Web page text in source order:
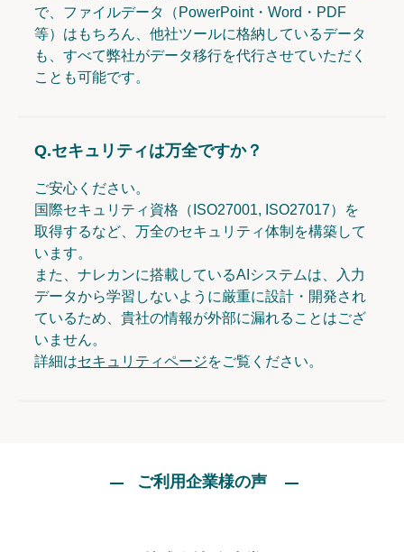
で、ファイルデータ（PowerPoint・Word・PDF
等）はもちろん、他社ツールに格納しているデータ
も、すべて弊社がデータ移行を代行させていただく
ことも可能です。
Q.セキュリティは万全ですか？
ご安心ください。
国際セキュリティ資格（ISO27001, ISO27017）を
取得するなど、万全のセキュリティ体制を構築して
います。
また、ナレカンに搭載しているAIシステムは、入力
データから学習しないように厳重に設計・開発され
ているため、貴社の情報が外部に漏れることはござ
いません。
詳細はセキュリティページをご覧ください。
ご利用企業様の声